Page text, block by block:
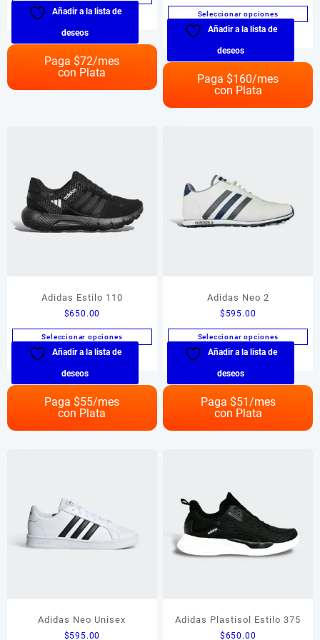
Este
tiene
múltiples
variantes.
la
página
de
producto
Añadir a la lista de
deseos
Paga $72/mes
con Plata
5.00
de 5
Seleccionar opciones
Este
tiene
múltiples
variantes.
Las
en
la
página
de
Añadir a la lista de
deseos
Paga $160/mes
con Plata
Adidas Estilo 110
$650.00
Seleccionar opciones
Este
tiene
múltiples
variantes.
la
página
de
Añadir a la lista de
deseos
Paga $55/mes
con Plata
Adidas Neo 2
$ 595.00
Seleccionar opciones
Este
tiene
múltiples
variantes.
en
la
página
de
Añadir a la lista de
deseos
Paga $51 /mes
con Plata
Adidas Neo Unisex
$595.00
Adidas Plastisol Estilo 375
$650.00